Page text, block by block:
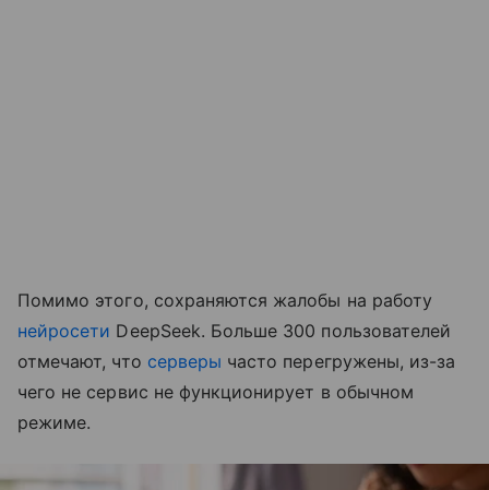
Помимо этого, сохраняются жалобы на работу
нейросети DeepSeek. Больше 300 пользователей
отмечают, что серверы часто перегружены, из-за
чего не сервис не функционирует в обычном
режиме.